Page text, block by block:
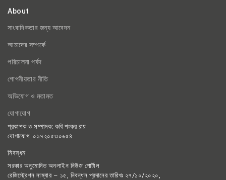
About
সাংবাদিকতার জন্য আবেদন
আমাদের সম্পর্কে
পরিচালনা পর্ষদ
গোপনীয়তার নীতি
অভিযোগ ও মতামত
যোগাযোগ
প্রকাশক ও সম্পাদক: কবি শংকর রায়
যোগাযোগ: ০১৭২০৫৩০৬৫৪
নিবন্ধন
সরকার অনুমোদিত অনলাইন নিউজ পোর্টাল
রেজিস্ট্রেশন নাম্বার – ১৫, নিবন্ধন প্রদানের তারিখঃ ২৭/১০/২০২০,